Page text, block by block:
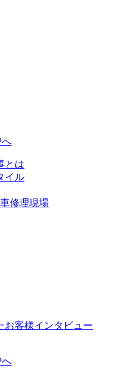
へ
とは
イル
修理現場
お客様インタビュー
へ